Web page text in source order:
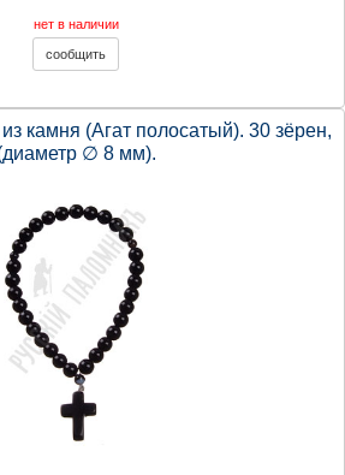
нет в наличии
камня (Агат полосатый). 30 зёрен,
∅ 8 мм).